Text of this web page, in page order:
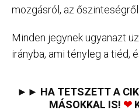
mozgásról, az
Minden jegynek ugyanazt
irányba, ami tényleg a tiéd,
►► HA TETSZETT A
MÁSOKKAL IS! ❤